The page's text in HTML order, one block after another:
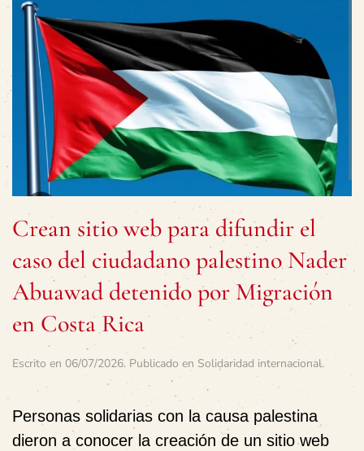
Crean sitio web para difundir el
caso del ciudadano palestino Nader
Abuawad detenido por Migración
en Costa Rica
Escrito en 06/07/2026. Publicado en Solidaridad internacional.
Personas solidarias con la causa palestina
dieron a conocer la creación de un sitio web